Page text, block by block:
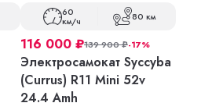
60
км/ч 80 км
116 000 ₽139 900₽-17%
Электросамокат Syccyba
(Currus) R11 Mini 52v
24.4 Amh